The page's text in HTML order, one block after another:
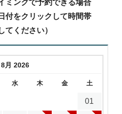
ミングで予約できる場合
付をクリックして時間帯
てください）
8月 2026
水 木 金 土
01